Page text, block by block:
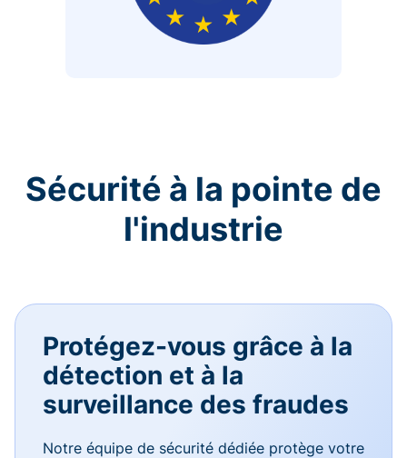
Sécurité à la pointe de
l'industrie
Protégez-vous grâce à la
détection et à la
surveillance des fraudes
Notre équipe de sécurité dédiée protège votre